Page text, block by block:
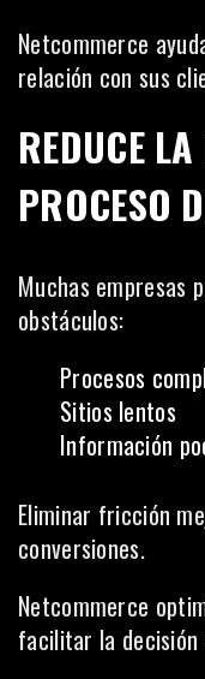
Netcommerce
relación con sus
REDUCE
PROCESO
Muchas empresas
obstáculos:
Procesos
Sitios lentos
Información
Eliminar fricción
conversiones.
Netcommerce
facilitar la decisión